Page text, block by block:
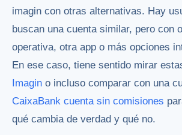
imagin con otras alternativas. Hay
buscan una cuenta similar, pero con
operativa, otra app o más opciones
En ese caso, tiene sentido mirar
Imagin o incluso comparar con una
CaixaBank cuenta sin comisiones
qué cambia de verdad y qué no.